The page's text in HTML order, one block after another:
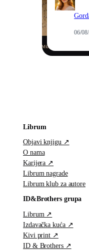
06/
Librum
Objavi knjigu ↗
O nama
Karijera ↗
Librum nagrade
Librum klub za autore
ID&Brothers grupa
Librum ↗
Izdavačka kuća ↗
Kivi print ↗
ID & Brothers ↗